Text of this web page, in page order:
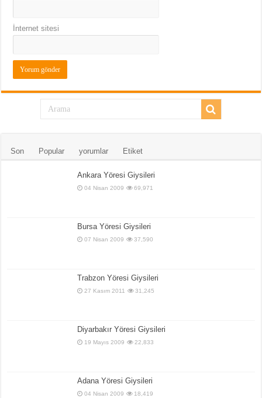
İnternet sitesi
Son Popular yorumlar Etiket
Ankara Yöresi Giysileri
04 Nisan 2009 69,971
Bursa Yöresi Giysileri
07 Nisan 2009 37,590
Trabzon Yöresi Giysileri
27 Kasım 2011 31,245
Diyarbakır Yöresi Giysileri
19 Mayıs 2009 22,833
Adana Yöresi Giysileri
04 Nisan 2009 18,419